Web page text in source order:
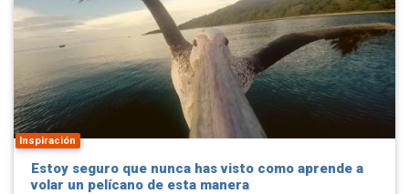
Inspiración
Estoy seguro que nunca has visto como aprende a
volar un pelícano de esta manera